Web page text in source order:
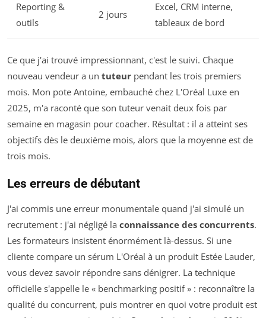
Reporting &
outils
2 jours
Excel, CRM interne,
tableaux de bord
Ce que j'ai trouvé impressionnant, c'est le suivi. Chaque
nouveau vendeur a un tuteur pendant les trois premiers
mois. Mon pote Antoine, embauché chez L'Oréal Luxe en
2025, m'a raconté que son tuteur venait deux fois par
semaine en magasin pour coacher. Résultat : il a atteint ses
objectifs dès le deuxième mois, alors que la moyenne est de
trois mois.
Les erreurs de débutant
J'ai commis une erreur monumentale quand j'ai simulé un
recrutement : j'ai négligé la connaissance des concurrents.
Les formateurs insistent énormément là-dessus. Si une
cliente compare un sérum L'Oréal à un produit Estée Lauder,
vous devez savoir répondre sans dénigrer. La technique
officielle s'appelle le « benchmarking positif » : reconnaître la
qualité du concurrent, puis montrer en quoi votre produit est